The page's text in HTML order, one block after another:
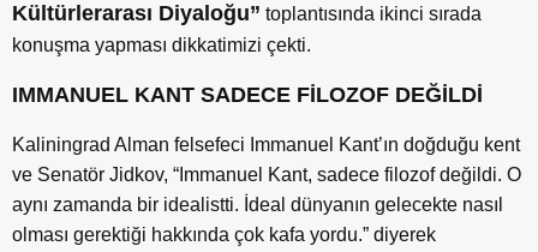
Kültürlerarası Diyaloğu” toplantısında ikinci sırada
konuşma yapması dikkatimizi çekti.
IMMANUEL KANT SADECE FİLOZOF DEĞİLDİ
Kaliningrad Alman felsefeci Immanuel Kant’ın doğduğu kent
ve Senatör Jidkov, “Immanuel Kant, sadece filozof değildi. O
aynı zamanda bir idealistti. İdeal dünyanın gelecekte nasıl
olması gerektiği hakkında çok kafa yordu.” diyerek